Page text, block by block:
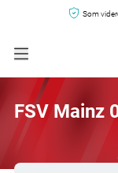
Som
FSV Mainz